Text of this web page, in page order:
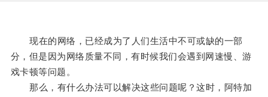
现在的网络，已经成为了人们生活中不可或缺的一部
分，但是因为网络质量不同，有时候我们会遇到网速慢、游
戏卡顿等问题。
那么，有什么办法可以解决这些问题呢？这时，阿特加